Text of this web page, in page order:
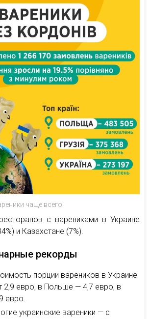
чаще всего
с варениками в Украине
и Казахстане (7%).
рекорды
порции вареников в Украине
2,9 евро, в Польше — 4,7 евро, в
евро.
украинские вареники — с